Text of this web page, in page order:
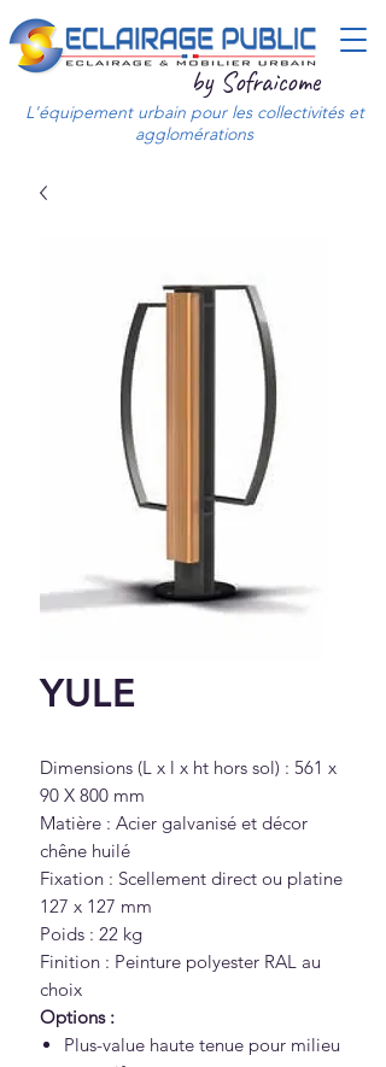
by Sofraicome
L'équipement urbain pour les collectivités et
agglomérations
YULE
Dimensions (L x l x ht hors sol) : 561 x
90 X 800 mm
Matière : Acier galvanisé et décor
chêne huilé
Fixation : Scellement direct ou platine
127 x 127 mm
Poids : 22 kg
Finition : Peinture polyester RAL au
choix
Options :
Plus-value haute tenue pour milieu